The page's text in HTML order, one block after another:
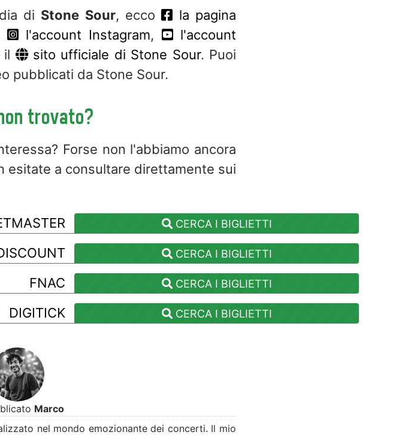
di Stone Sour, ecco
la pagina
l'account Instagram,
l'account
il sito ufficiale di Stone Sour. Puoi
pubblicati da Stone Sour.
trovato?
Forse non l'abbiamo ancora
esitate a consultare direttamente sui
CERCA I BIGLIETTI
CERCA I BIGLIETTI
FNAC CERCA I BIGLIETTI
DIGITICK CERCA I BIGLIETTI
Marco
nel mondo emozionante dei concerti. Il mio